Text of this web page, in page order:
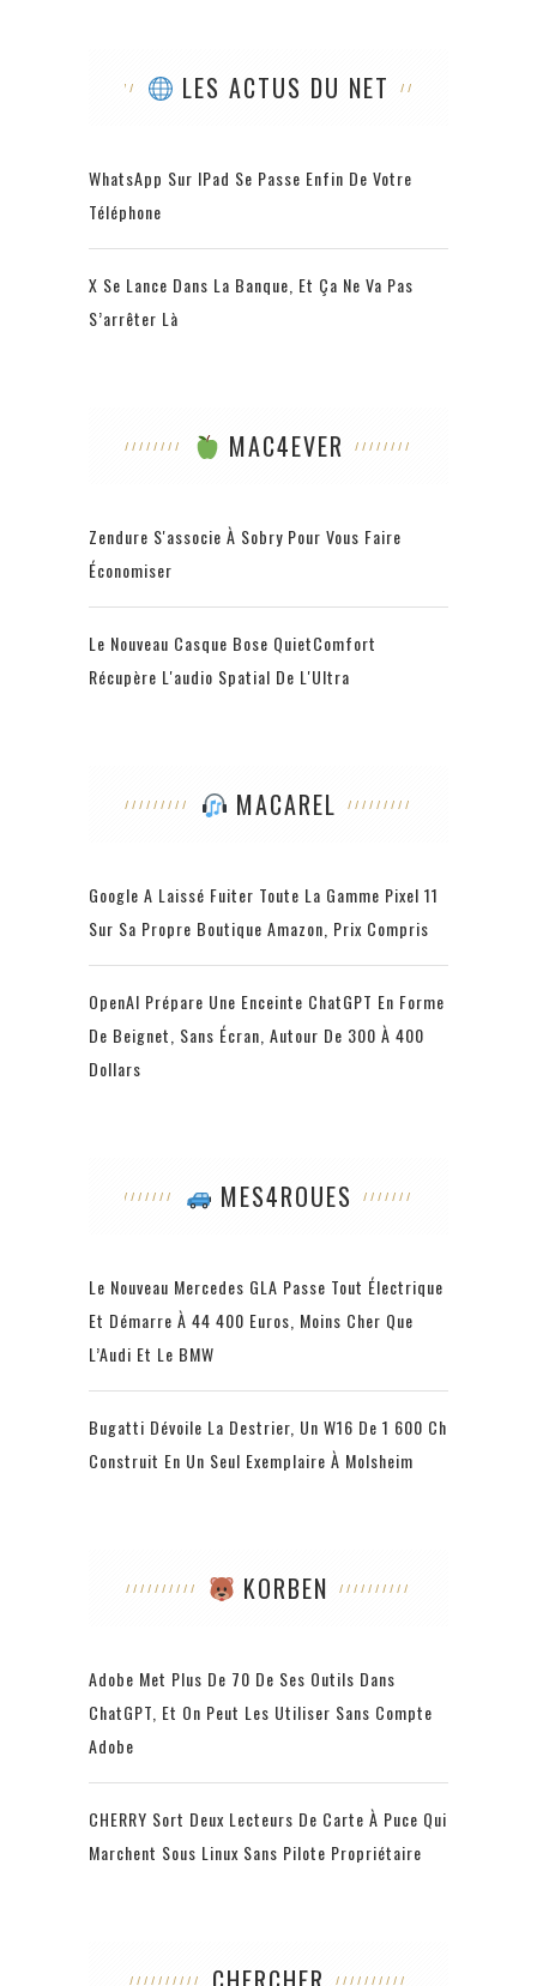
LES ACTUS DU NET
WhatsApp Sur IPad Se Passe Enfin De Votre
Téléphone
X Se Lance Dans La Banque, Et Ça Ne Va Pas
S’arrêter Là
MAC4EVER
Zendure S'associe À Sobry Pour Vous Faire
Économiser
Le Nouveau Casque Bose QuietComfort
Récupère L'audio Spatial De L'Ultra
MACAREL
Google A Laissé Fuiter Toute La Gamme Pixel 11
Sur Sa Propre Boutique Amazon, Prix Compris
OpenAI Prépare Une Enceinte ChatGPT En Forme
De Beignet, Sans Écran, Autour De 300 À 400
Dollars
MES4ROUES
Le Nouveau Mercedes GLA Passe Tout Électrique
Et Démarre À 44 400 Euros, Moins Cher Que
L’Audi Et Le BMW
Bugatti Dévoile La Destrier, Un W16 De 1 600 Ch
Construit En Un Seul Exemplaire À Molsheim
KORBEN
Adobe Met Plus De 70 De Ses Outils Dans
ChatGPT, Et On Peut Les Utiliser Sans Compte
Adobe
CHERRY Sort Deux Lecteurs De Carte À Puce Qui
Marchent Sous Linux Sans Pilote Propriétaire